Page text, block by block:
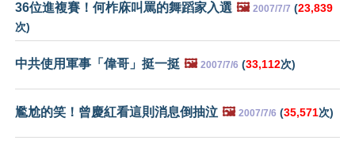
36位進複賽！何柞庥叫罵的舞蹈家入選 🖼️ 2007/7/7 (23,839
次)
中共使用軍事「偉哥」挺一挺 🖼️ 2007/7/6 (33,112次)
尷尬的笑！曾慶紅看這則消息倒抽泣 🖼️ 2007/7/6 (35,571次)